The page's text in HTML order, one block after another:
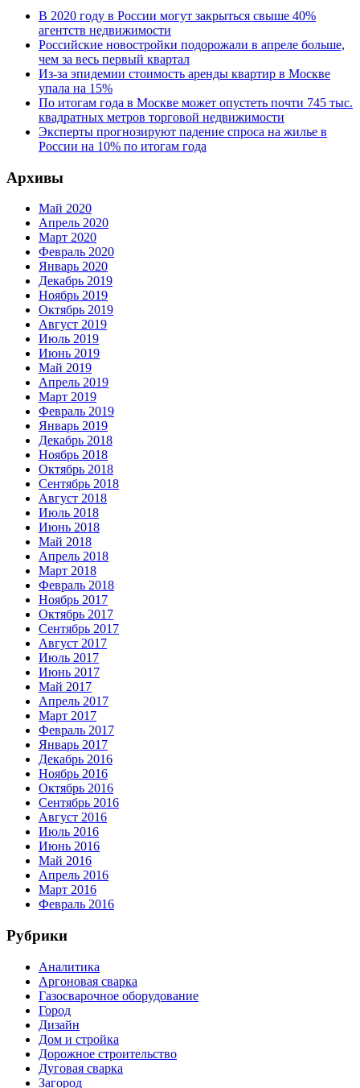
В 2020 году в России могут закрыться свыше 40%
агентств недвижимости
Российские новостройки подорожали в апреле больше,
чем за весь первый квартал
Из-за эпидемии стоимость аренды квартир в Москве
упала на 15%
По итогам года в Москве может опустеть почти 745 тыс.
квадратных метров торговой недвижимости
Эксперты прогнозируют падение спроса на жилье в
России на 10% по итогам года
Архивы
Май 2020
Апрель 2020
Март 2020
Февраль 2020
Январь 2020
Декабрь 2019
Ноябрь 2019
Октябрь 2019
Август 2019
Июль 2019
Июнь 2019
Май 2019
Апрель 2019
Март 2019
Февраль 2019
Январь 2019
Декабрь 2018
Ноябрь 2018
Октябрь 2018
Сентябрь 2018
Август 2018
Июль 2018
Июнь 2018
Май 2018
Апрель 2018
Март 2018
Февраль 2018
Ноябрь 2017
Октябрь 2017
Сентябрь 2017
Август 2017
Июль 2017
Июнь 2017
Май 2017
Апрель 2017
Март 2017
Февраль 2017
Январь 2017
Декабрь 2016
Ноябрь 2016
Октябрь 2016
Сентябрь 2016
Август 2016
Июль 2016
Июнь 2016
Май 2016
Апрель 2016
Март 2016
Февраль 2016
Рубрики
Аналитика
Аргоновая сварка
Газосварочное оборудование
Город
Дизайн
Дом и стройка
Дорожное строительство
Дуговая сварка
Загород